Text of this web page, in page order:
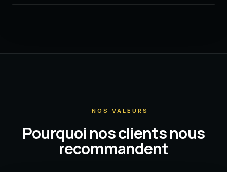
NOS VALEURS
Pourquoi nos clients nous
recommandent